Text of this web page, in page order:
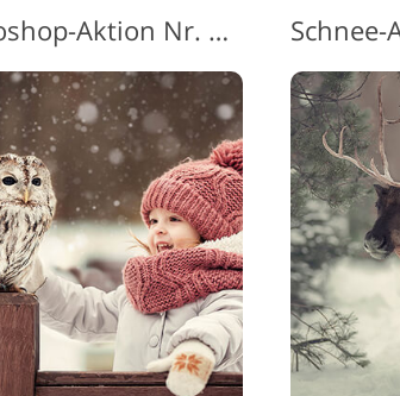
Kostenlose Schnee-Photoshop-Aktion Nr. 11 "Hot Chocolate"